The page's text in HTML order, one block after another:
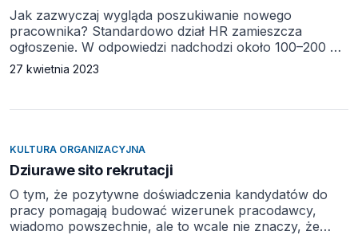
Jak zazwyczaj wygląda poszukiwanie nowego
pracownika? Standardowo dział HR zamieszcza
ogłoszenie. W odpowiedzi nadchodzi około 100–200 CV
(w przypadku rekrutacji IT z reguły mniej niż 10).
z agencji zatrudnienia dosyłają kolejnych 3. Po
najlepszego kandydata. Ten jednak odrzuca propozycję
27 kwietnia 2023
KULTURA ORGANIZACYJNA
Dziurawe sito rekrutacji
O tym, że pozytywne doświadczenia kandydatów do
pracy pomagają budować wizerunek pracodawcy,
wiadomo powszechnie, ale to wcale nie znaczy, że